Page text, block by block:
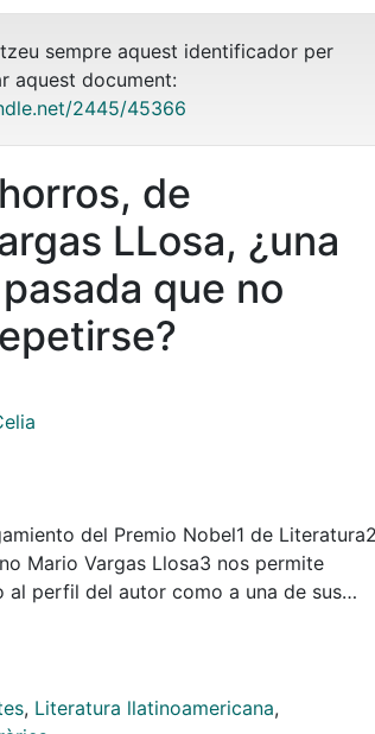
sempre aquest identificador per
aquest document:
2445/45366
de
LLosa, ¿una
que no
del Premio Nobel1 de Literatura2
Mario Vargas Llosa3 nos permite
al perfil del autor como a una de sus
de 'Los cachorros' llevado al cine
y al análisis para ver que situaciones
cambian la vida de las
, Literatura llatinoamericana,